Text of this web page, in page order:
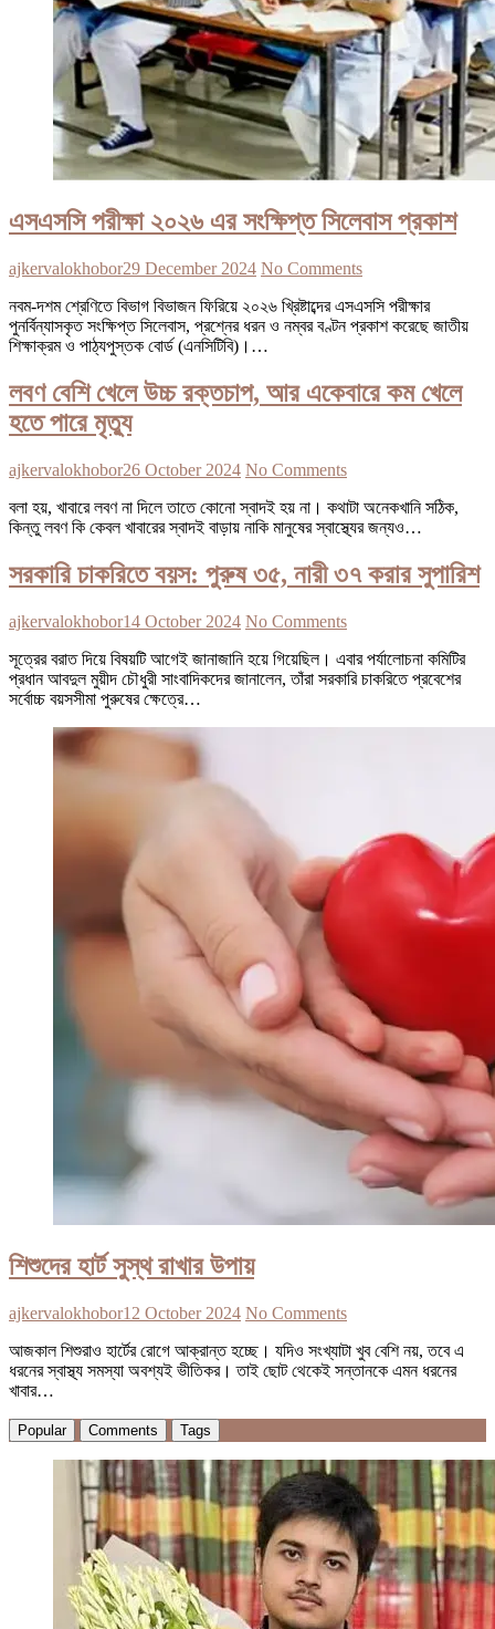
এসএসসি পরীক্ষা ২০২৬ এর সংক্ষিপ্ত সিলেবাস প্রকাশ
ajkervalokhobor29 December 2024 No Comments
নবম-দশম শ্রেণিতে বিভাগ বিভাজন ফিরিয়ে ২০২৬ খ্রিষ্টাব্দের এসএসসি পরীক্ষার
পুনর্বিন্যাসকৃত সংক্ষিপ্ত সিলেবাস, প্রশ্নের ধরন ও নম্বর বণ্টন প্রকাশ করেছে জাতীয়
শিক্ষাক্রম ও পাঠ্যপুস্তক বোর্ড (এনসিটিবি)।…
লবণ বেশি খেলে উচ্চ রক্তচাপ, আর একেবারে কম খেলে
হতে পারে মৃত্যু
ajkervalokhobor26 October 2024 No Comments
বলা হয়, খাবারে লবণ না দিলে তাতে কোনো স্বাদই হয় না। কথাটা অনেকখানি সঠিক,
কিন্তু লবণ কি কেবল খাবারের স্বাদই বাড়ায় নাকি মানুষের স্বাস্থ্যের জন্যও…
সরকারি চাকরিতে বয়স: পুরুষ ৩৫, নারী ৩৭ করার সুপারিশ
ajkervalokhobor14 October 2024 No Comments
সূত্রের বরাত দিয়ে বিষয়টি আগেই জানাজানি হয়ে গিয়েছিল। এবার পর্যালোচনা কমিটির
প্রধান আবদুল মুয়ীদ চৌধুরী সাংবাদিকদের জানালেন, তাঁরা সরকারি চাকরিতে প্রবেশের
সর্বোচ্চ বয়সসীমা পুরুষের ক্ষেত্রে…
শিশুদের হার্ট সুস্থ রাখার উপায়
ajkervalokhobor12 October 2024 No Comments
আজকাল শিশুরাও হার্টের রোগে আক্রান্ত হচ্ছে। যদিও সংখ্যাটা খুব বেশি নয়, তবে এ
ধরনের স্বাস্থ্য সমস্যা অবশ্যই ভীতিকর। তাই ছোট থেকেই সন্তানকে এমন ধরনের
খাবার…
Popular Comments Tags